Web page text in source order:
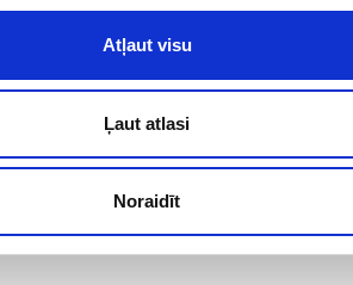
Atļaut visu
Ļaut atlasi
Noraidīt